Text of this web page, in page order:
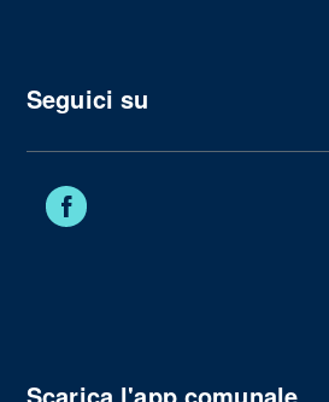
Seguici su